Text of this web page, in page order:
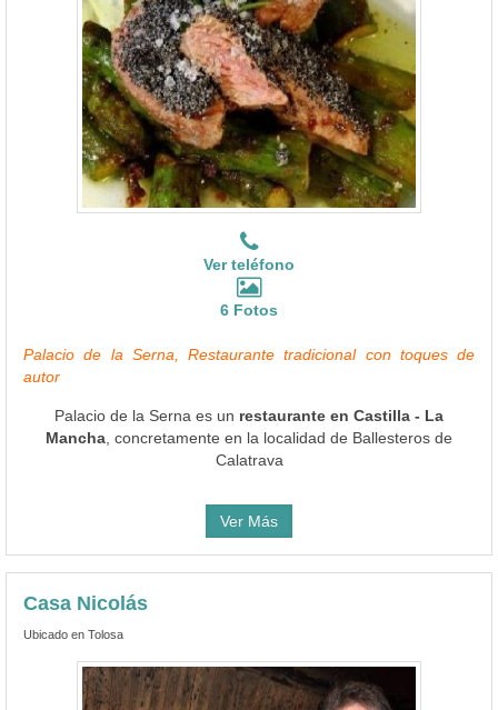
Ver teléfono
6 Fotos
Palacio de la Serna, Restaurante tradicional con toques de
autor
Palacio de la Serna es un restaurante en Castilla - La
Mancha , concretamente en la localidad de Ballesteros de
Calatrava
Ver Más
Casa Nicolás
Ubicado en Tolosa